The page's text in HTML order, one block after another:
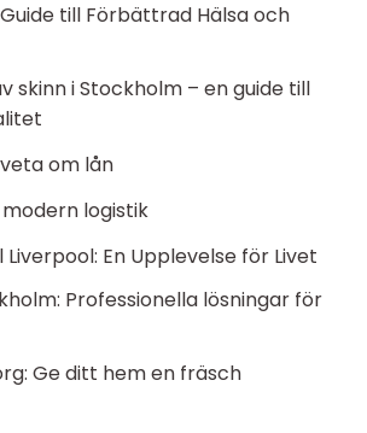
till Förbättrad Hälsa och
skinn i Stockholm – en guide till
om lån
logistik
En Upplevelse för Livet
Professionella lösningar för
Ge ditt hem en fräsch